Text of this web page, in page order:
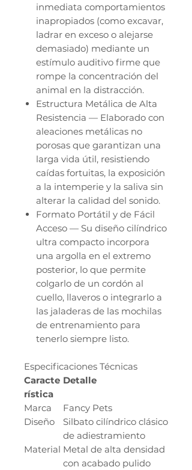
inmediata comportamientos
inapropiados (como excavar,
ladrar en exceso o alejarse
demasiado) mediante un
estímulo auditivo firme que
rompe la concentración del
animal en la distracción.
Estructura Metálica de Alta
Resistencia — Elaborado con
aleaciones metálicas no
porosas que garantizan una
larga vida útil, resistiendo
caídas fortuitas, la exposición
a la intemperie y la saliva sin
alterar la calidad del sonido.
Formato Portátil y de Fácil
Acceso — Su diseño cilíndrico
ultra compacto incorpora
una argolla en el extremo
posterior, lo que permite
colgarlo de un cordón al
cuello, llaveros o integrarlo a
las jaladeras de las mochilas
de entrenamiento para
tenerlo siempre listo.
Especificaciones Técnicas
Caracte
rística
Detalle
Marca
Fancy Pets
Diseño
Silbato cilíndrico clásico
de adiestramiento
Material Metal de alta densidad
con acabado pulido